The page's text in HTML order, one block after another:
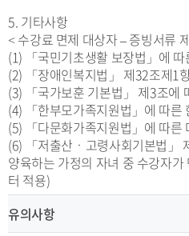
5. 기타사항
< 수강료 면제 대상자 – 증빙서류
(1) 「국민기초생활 보장법」에
(2) 「장애인복지법」 제32조제1
(3) 「국가보훈 기본법」 제3조에
(4) 「한부모가족지원법」에 따른
(5) 「다문화가족지원법」에 따른
(6) 「저출산ㆍ고령사회기본법」
양육하는 가정의 자녀 중 수강자
터 적용)
유의사항